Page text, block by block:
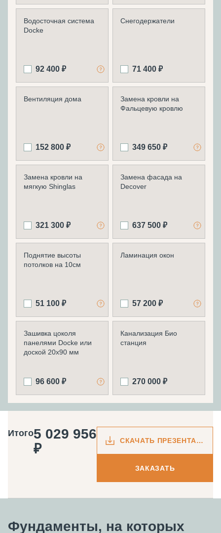
Водосточная система
Docke
92 400 ₽
Снегодержатели
71 400 ₽
Вентиляция дома
152 800 ₽
Замена кровли на
Фальцевую кровлю
349 650 ₽
Замена кровли на
мягкую Shinglas
321 300 ₽
Замена фасада на
Decover
637 500 ₽
Поднятие высоты
потолков на 10см
51 100 ₽
Ламинация окон
57 200 ₽
Зашивка цоколя
панелями Docke или
доской 20х90 мм
96 600 ₽
Канализация Био
станция
270 000 ₽
Итого5 029 956
₽
СКАЧАТЬ ПРЕЗЕНТАЦИЮ
ЗАКАЗАТЬ
Фундаменты, на которых